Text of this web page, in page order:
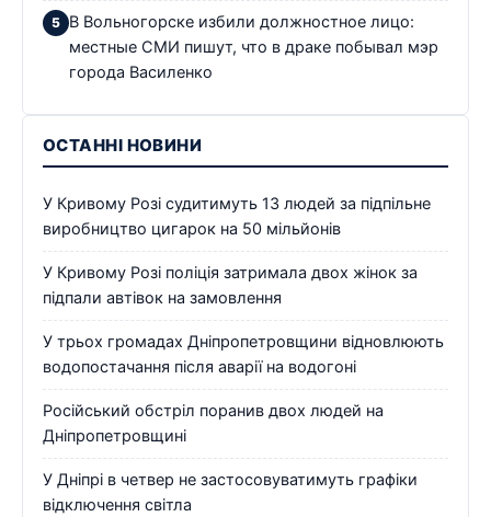
В Вольногорске избили должностное лицо:
местные СМИ пишут, что в драке побывал мэр
города Василенко
ОСТАННІ НОВИНИ
У Кривому Розі судитимуть 13 людей за підпільне
виробництво цигарок на 50 мільйонів
У Кривому Розі поліція затримала двох жінок за
підпали автівок на замовлення
У трьох громадах Дніпропетровщини відновлюють
водопостачання після аварії на водогоні
Російський обстріл поранив двох людей на
Дніпропетровщині
У Дніпрі в четвер не застосовуватимуть графіки
відключення світла